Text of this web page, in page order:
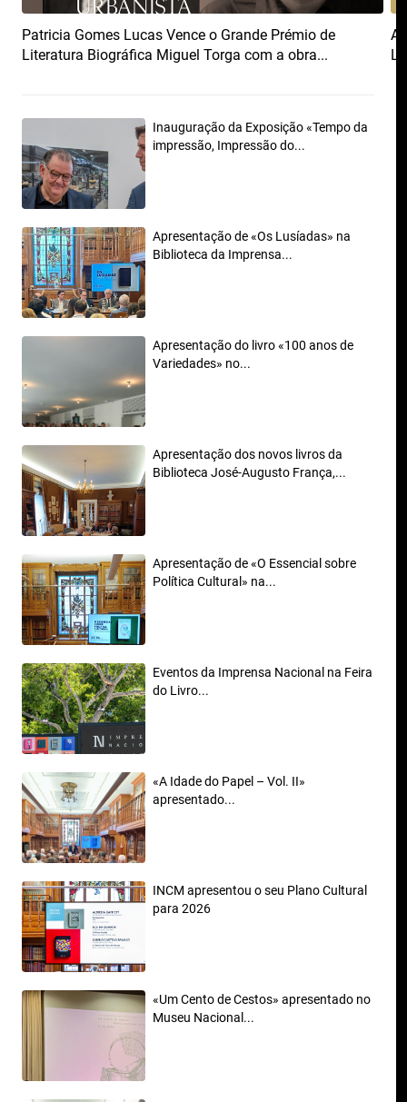
Patricia Gomes Lucas Vence o Grande Prémio de
Literatura Biográfica Miguel Torga com a obra...
Inauguração da Exposição «Tempo da
impressão, Impressão do...
Apresentação de «Os Lusíadas» na
Biblioteca da Imprensa...
Apresentação do livro «100 anos de
Variedades» no...
Apresentação dos novos livros da
Biblioteca José-Augusto França,...
Apresentação de «O Essencial sobre
Política Cultural» na...
Eventos da Imprensa Nacional na Feira
do Livro...
«A Idade do Papel – Vol. II»
apresentado...
INCM apresentou o seu Plano Cultural
para 2026
«Um Cento de Cestos» apresentado no
Museu Nacional...